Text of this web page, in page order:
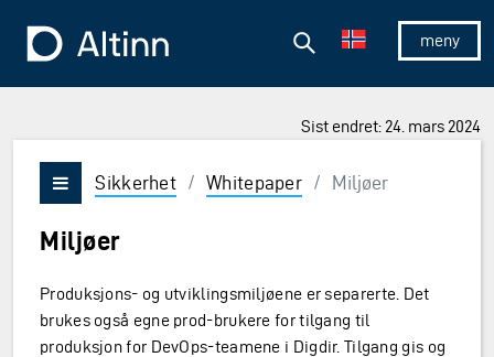
Vis/skjul
Søk
Sist endret: 24. mars 2024
Vis/skjul meny
Sikkerhet / Whitepaper / Miljøer
Miljøer
Produksjons- og utviklingsmiljøene er separerte. Det
brukes også egne prod-brukere for tilgang til
produksjon for DevOps-teamene i Digdir. Tilgang gis og